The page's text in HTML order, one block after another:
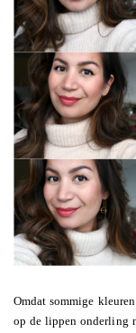
Omdat sommige
op de lippen onderling